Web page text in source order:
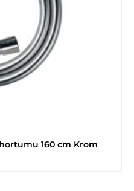
160 cm Krom